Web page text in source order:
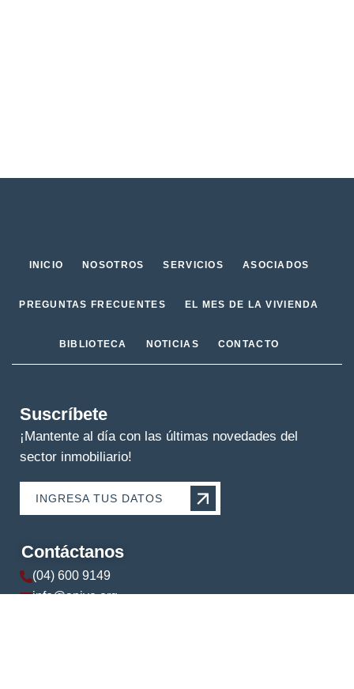
INICIO NOSOTROS SERVICIOS ASOCIADOS
PREGUNTAS FRECUENTES EL MES DE LA VIVIENDA
BIBLIOTECA NOTICIAS CONTACTO
Suscríbete
¡Mantente al día con las últimas novedades del
sector inmobiliario!
INGRESA TUS DATOS
Contáctanos
(04) 600 9149
info@apive.org